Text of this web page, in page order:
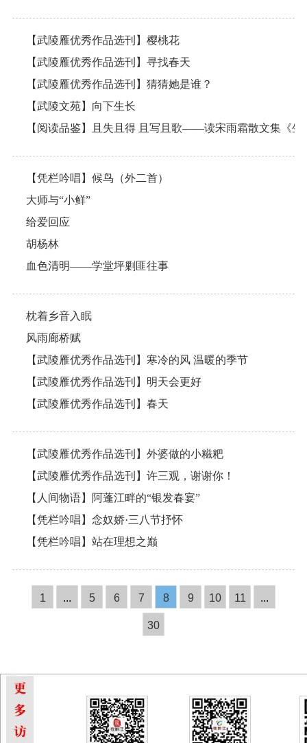
【武陵雁优秀作品选刊】樱桃花
【武陵雁优秀作品选刊】寻找春天
【武陵雁优秀作品选刊】猜猜她是谁？
【武陵文苑】向下生长
【阅读品鉴】且失且得 且写且歌——读宋雨霜散文集《生
【凭栏吟唱】候鸟（外二首）
大师与“小鲜”
给爱回应
胡杨林
血色清明——学堂坪剿匪往事
枕着乡音入眠
风雨廊桥赋
【武陵雁优秀作品选刊】寒冷的风 温暖的季节
【武陵雁优秀作品选刊】明天会更好
【武陵雁优秀作品选刊】春天
【武陵雁优秀作品选刊】外婆做的小糍粑
【武陵雁优秀作品选刊】许三观，谢谢你！
【人间物语】阿蓬江畔的“银发春宴”
【凭栏吟唱】念奴娇·三八节抒怀
【凭栏吟唱】站在理想之巅
1 ... 5 6 7 8 9 10 11 ...
30